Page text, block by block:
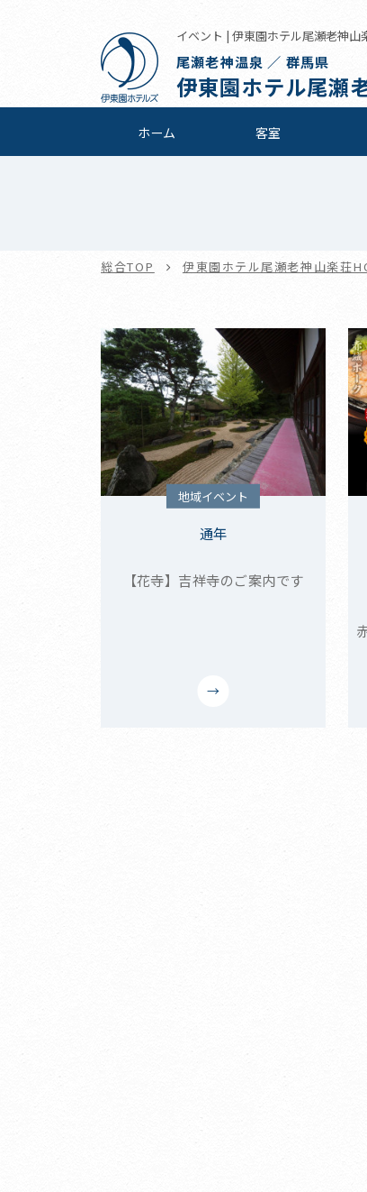
イベント | 伊東園ホテル尾瀬老神山
尾瀬老神温泉 ／ 群馬県
伊東園ホテル尾瀬
ホーム 客室
総合TOP 伊東園ホテル尾瀬老神山楽荘
地域イベント
通年
【花寺】吉祥寺のご案内です